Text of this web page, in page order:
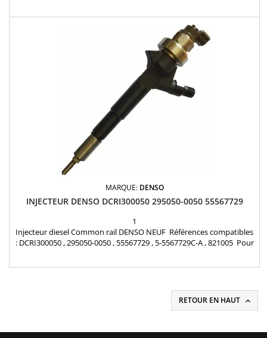
1.3 JTD , Opel 1.3 CDTI , Ford 1.3 TDCi Pièce d'origine
MARQUE: DENSO
INJECTEUR DENSO DCRI300050 295050-0050 55567729
1
Injecteur diesel Common rail DENSO NEUF Références compatibles
: DCRI300050 , 295050-0050 , 55567729 , 5-5567729C-A , 821005 Pour
RETOUR EN HAUT 